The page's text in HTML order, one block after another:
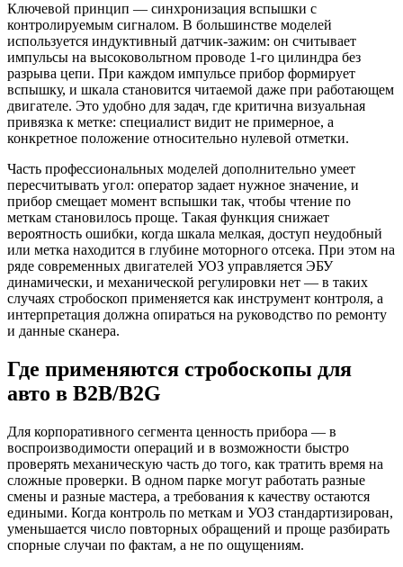
Ключевой принцип — синхронизация вспышки с
контролируемым сигналом. В большинстве моделей
используется индуктивный датчик-зажим: он считывает
импульсы на высоковольтном проводе 1-го цилиндра без
разрыва цепи. При каждом импульсе прибор формирует
вспышку, и шкала становится читаемой даже при работающем
двигателе. Это удобно для задач, где критична визуальная
привязка к метке: специалист видит не примерное, а
конкретное положение относительно нулевой отметки.
Часть профессиональных моделей дополнительно умеет
пересчитывать угол: оператор задает нужное значение, и
прибор смещает момент вспышки так, чтобы чтение по
меткам становилось проще. Такая функция снижает
вероятность ошибки, когда шкала мелкая, доступ неудобный
или метка находится в глубине моторного отсека. При этом на
ряде современных двигателей УОЗ управляется ЭБУ
динамически, и механической регулировки нет — в таких
случаях стробоскоп применяется как инструмент контроля, а
интерпретация должна опираться на руководство по ремонту
и данные сканера.
Где применяются стробоскопы для
авто в B2B/B2G
Для корпоративного сегмента ценность прибора — в
воспроизводимости операций и в возможности быстро
проверять механическую часть до того, как тратить время на
сложные проверки. В одном парке могут работать разные
смены и разные мастера, а требования к качеству остаются
едиными. Когда контроль по меткам и УОЗ стандартизирован,
уменьшается число повторных обращений и проще разбирать
спорные случаи по фактам, а не по ощущениям.